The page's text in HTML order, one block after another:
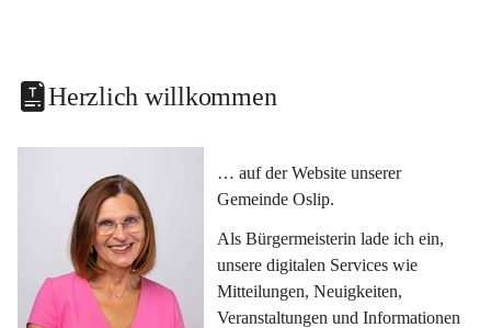
Herzlich willkommen
… auf der Website unserer
Gemeinde Oslip.
Als Bürgermeisterin lade ich ein,
unsere digitalen Services wie
Mitteilungen, Neuigkeiten,
Veranstaltungen und Informationen